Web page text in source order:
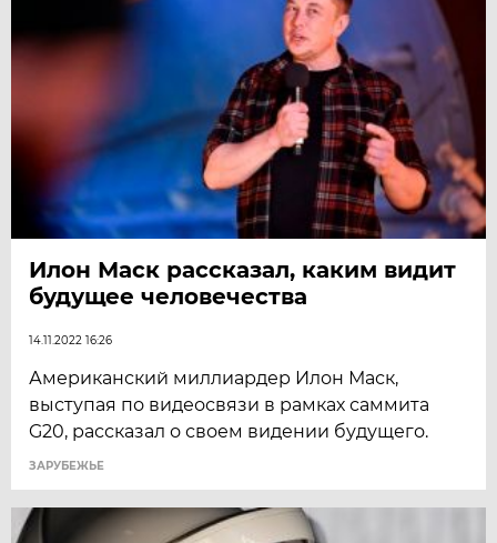
Илон Маск рассказал, каким видит
будущее человечества
14.11.2022 16:26
Американский миллиардер Илон Маск,
выступая по видеосвязи в рамках саммита
G20, рассказал о своем видении будущего.
ЗАРУБЕЖЬЕ